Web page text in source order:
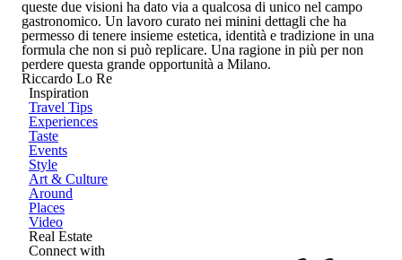
queste due visioni ha dato via a qualcosa di unico nel campo
gastronomico. Un lavoro curato nei minini dettagli che ha
permesso di tenere insieme estetica, identità e tradizione in una
formula che non si può replicare. Una ragione in più per non
perdere questa grande opportunità a Milano.
Riccardo Lo Re
Inspiration
Travel Tips
Experiences
Taste
Events
Style
Art & Culture
Around
Places
Video
Real Estate
Connect with